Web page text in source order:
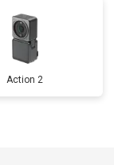
Action 2